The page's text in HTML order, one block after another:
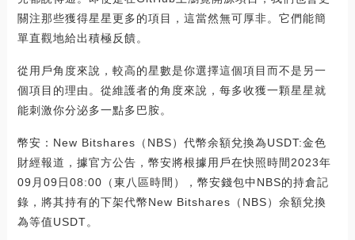
關注那些獲得星星更多的項目，這當然無可厚非。它們能簡
單直觀地給出積極反饋。
從用戶角度來說，較高的星數是你選擇這個項目而不是另一
個項目的理由。從維護者的角度來說，每多收獲一顆星星就
能刺激你分泌多一點多巴胺。
幣安：New Bitshares（NBS）代幣余額兌換為USDT:金色
財經報道，據官方公告，幣安將根據用戶在快照時間2023年
09月09日08:00（東八區時間），幣安錢包中NBS的持倉記
錄，將其持有的下架代幣New Bitshares（NBS）余額兌換
為等值USDT。